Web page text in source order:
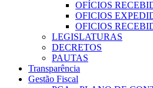
OFÍCIOS
OFICIOS
OFICIOS
LEGISLATURAS
DECRETOS
PAUTAS
Transparência
Gestão Fiscal